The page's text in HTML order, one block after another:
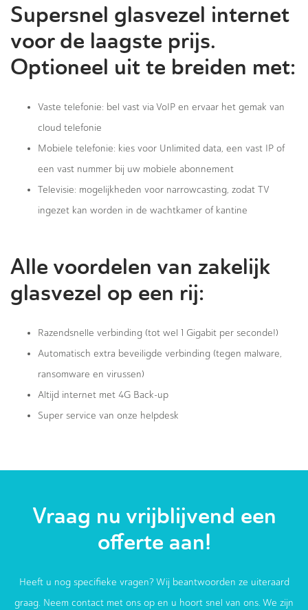
Supersnel glasvezel internet
voor de laagste prijs.
Optioneel uit te breiden met:
Vaste telefonie: bel vast via VoIP en ervaar het gemak van
cloud telefonie
Mobiele telefonie: kies voor Unlimited data, een vast IP of
een vast nummer bij uw mobiele abonnement
Televisie: mogelijkheden voor narrowcasting, zodat TV
ingezet kan worden in de wachtkamer of kantine
Alle voordelen van zakelijk
glasvezel op een rij:
Razendsnelle verbinding (tot wel 1 Gigabit per seconde!)
Automatisch extra beveiligde verbinding (tegen malware,
ransomware en virussen)
Altijd internet met 4G Back-up
Super service van onze helpdesk
Vraag nu vrijblijvend een
offerte aan!
Heeft u nog specifieke vragen? Wij beantwoorden ze uiteraard
graag. Neem contact met ons op en u hoort snel van ons. We zijn